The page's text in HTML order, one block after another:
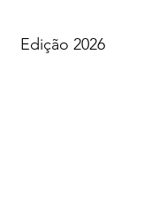
Edição 2026